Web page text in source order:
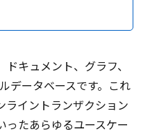
キュメント、グラフ、
データベースです。これ
ライントランザクション
ったあらゆるユースケー